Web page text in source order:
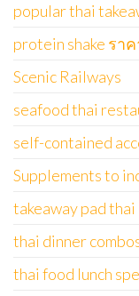
popular thai
protein shake รา
Scenic Railways
seafood thai
self-contained
Supplements to
takeaway pad thai
thai dinner
thai food lunch